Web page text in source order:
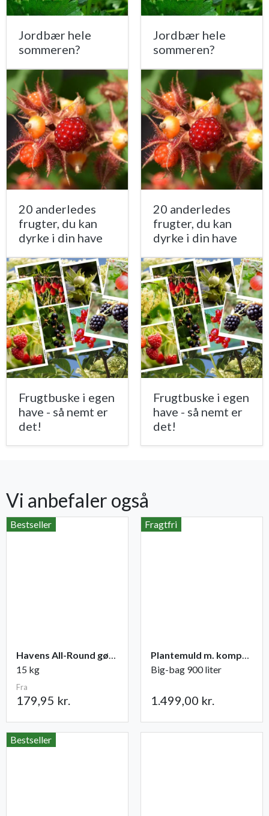
Jordbær hele
sommeren?
Jordbær hele
sommeren?
20 anderledes
frugter, du kan
dyrke i din have
20 anderledes
frugter, du kan
dyrke i din have
Frugtbuske i egen
have - så nemt er
det!
Frugtbuske i egen
have - så nemt er
det!
Vi anbefaler også
Bestseller
Havens All-Round gødning NPK 12-2-10
15 kg
Fra
179,95 kr.
Fragtfri
Plantemuld m. kompost fra Champost
Big-bag 900 liter
1.499,00 kr.
Bestseller